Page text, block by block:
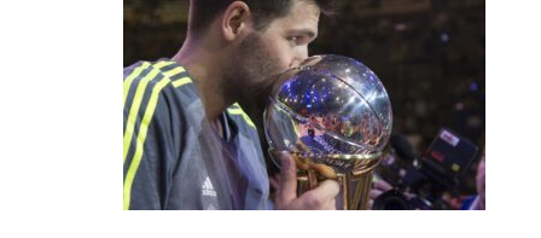
Empresas y Negocios
Automotos
Espectáculos
Trendy News
LifeStyle